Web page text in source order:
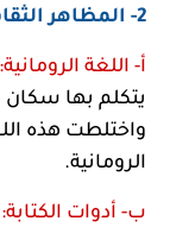
2- المظاهر الثقافية
أ- اللغة الرومانية:
يتكلم بها سكان
واختلطت هذه
الرومانية.
ب- أدوات الكتابة: